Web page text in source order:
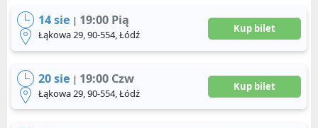
14 sie | 19:00 Pią
Łąkowa 29, 90-554, Łódź
Kup bilet
20 sie | 19:00 Czw
Łąkowa 29, 90-554, Łódź
Kup bilet